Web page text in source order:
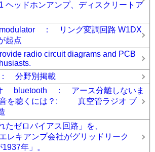
ヘッドホンアンプ、ディスクリートア
： リング変調回路 W1DX
起点
radio circuit diagrams and PCB
野別掲載
bluetooth ： アース分離しないま
音を聴くには？: 真空管ラジオ ブ
たゼロバイアス回路」を、
レキアンプ会社がグリッドリーク
年」。